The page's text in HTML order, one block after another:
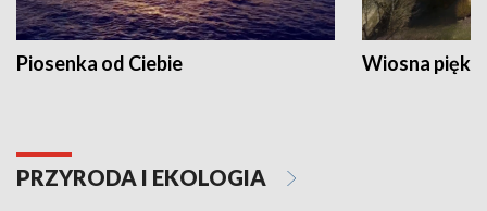
Piosenka od Ciebie Wiosna
PRZYRODA I EKOLOGIA